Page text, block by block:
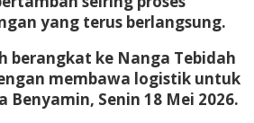
yang terus berlangsung.
berangkat ke Nanga Tebidah
membawa logistik untuk
Benyamin, Senin 18 Mei 2026.